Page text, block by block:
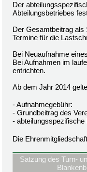
Der
Abteilungsbetriebes
Der Gesamtbeitrag als
Termine für die
Bei Neuaufnahme
Bei Aufnahmen im
entrichten.
Ab dem Jahr 2014
- Aufnahmegebühr:
- Grundbeitrag des
- abteilungsspezifische
Die
Satzung des Turn-